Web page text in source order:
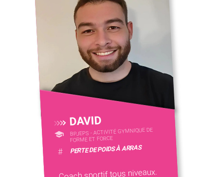
DAVID
BPJEPS - ACTIVITÉ GYMNIQUE DE
FORME ET FORCE
# PERTE DE POIDS À ARRAS